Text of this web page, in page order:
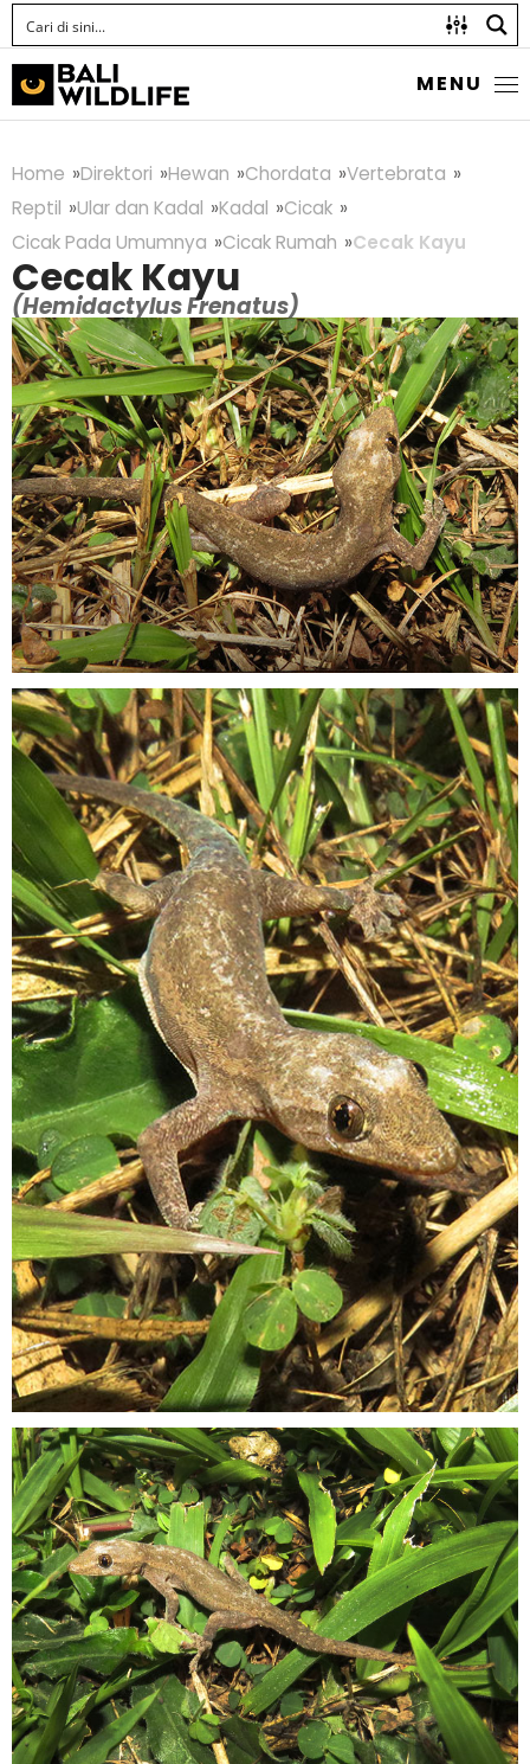
MENU
Home Direktori Hewan Chordata
Vertebrata
Reptil
Ular dan Kadal Kadal
Cicak
Cicak Pada Umumnya
Cicak Rumah Cecak Kayu
Cecak Kayu
(Hemidactylus Frenatus)